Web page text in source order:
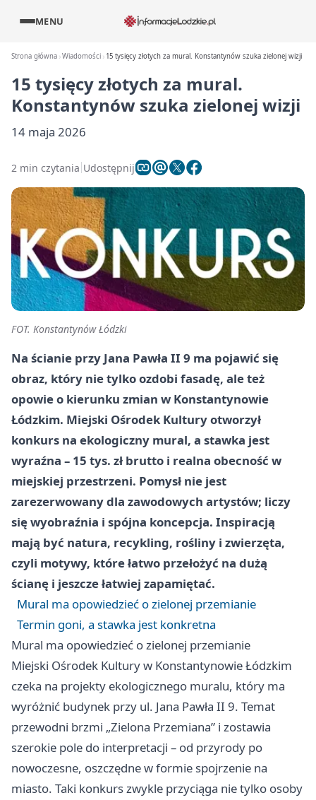
MENU
Strona główna Wiadomości 15 tysięcy złotych za mural. Konstantynów szuka zielonej wizji
15 tysięcy złotych za mural.
Konstantynów szuka zielonej wizji
14 maja 2026
2 min czytania Udostępnij
FOT. Konstantynów Łódzki
Na ścianie przy Jana Pawła II 9 ma pojawić się
obraz, który nie tylko ozdobi fasadę, ale też
opowie o kierunku zmian w Konstantynowie
Łódzkim. Miejski Ośrodek Kultury otworzył
konkurs na ekologiczny mural, a stawka jest
wyraźna – 15 tys. zł brutto i realna obecność w
miejskiej przestrzeni. Pomysł nie jest
zarezerwowany dla zawodowych artystów; liczy
się wyobraźnia i spójna koncepcja. Inspiracją
mają być natura, recykling, rośliny i zwierzęta,
czyli motywy, które łatwo przełożyć na dużą
ścianę i jeszcze łatwiej zapamiętać.
Mural ma opowiedzieć o zielonej przemianie
Termin goni, a stawka jest konkretna
Mural ma opowiedzieć o zielonej przemianie
Miejski Ośrodek Kultury w Konstantynowie Łódzkim
czeka na projekty ekologicznego muralu, który ma
wyróżnić budynek przy ul. Jana Pawła II 9. Temat
przewodni brzmi „Zielona Przemiana” i zostawia
szerokie pole do interpretacji – od przyrody po
nowoczesne, oszczędne w formie spojrzenie na
miasto. Taki konkurs zwykle przyciąga nie tylko osoby